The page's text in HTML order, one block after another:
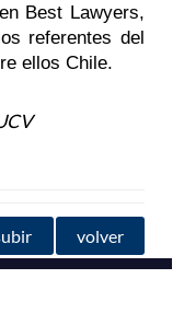
Best Lawyers,
referentes del
ellos Chile.
volver